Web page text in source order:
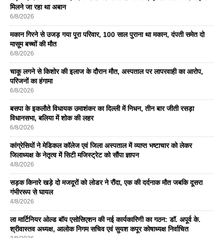
मिलने जा रहा था अबान
6/8/2026
मकान गिरने से उजड़ गया पूरा परिवार, 100 साल पुराना था मकान, दंपती समेत दो
मासूम बच्चों की मौत
6/8/2026
चाकू लगने से किशोर की इलाज के दौरान मौत, अस्पताल पर लापरवाही का आरोप,
परिजनों का हंगामा
6/8/2026
बसपा के इकलाैते विधायक उमाशंकर का दिल्ली में निधन, तीन बार जीती रसड़ा
विधानसभा, बलिया में शोक की लहर
6/8/2026
कांग्रेसियों ने मेडिकल कॉलेज एवं जिला अस्पताल में व्याप्त भष्टाचार को लेकर
जिलाध्यक्ष के नेतृत्व में सिटी मजिस्ट्रेट को सौंपा ज्ञापन
4/8/2026
सड़क किनारे खड़े दो मजदूरों को लोडर ने रौंदा, एक की दर्दनाक मौत जबकि दूसरा
गंभीररूप से घायल
4/8/2026
ला मार्टिनियर ओल्ड बॉय एसोसिएशन की नई कार्यकारिणी का गठन: डॉ. अपूर्व के.
श्रीवास्तव अध्यक्ष, आलोक निगम सचिव एवं सुयश कपूर कोषाध्यक्ष निर्वाचित